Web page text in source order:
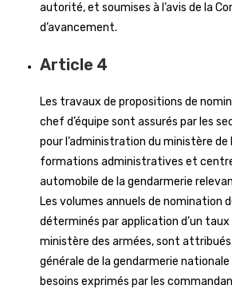
autorité, et soumises à l’avis de la
d’avancement.
Article 4
Les travaux de propositions de
chef d’équipe sont assurés par les
pour l’administration du ministère de
formations administratives et
automobile de la gendarmerie
Les volumes annuels de nomination
déterminés par application d’un
ministère des armées, sont
générale de la gendarmerie nationale
besoins exprimés par les